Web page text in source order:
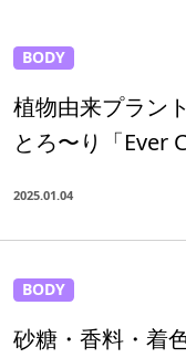
BODY
植物由来プラン
とろ〜り「Ever
2025.01.04
BODY
砂糖・香料・着